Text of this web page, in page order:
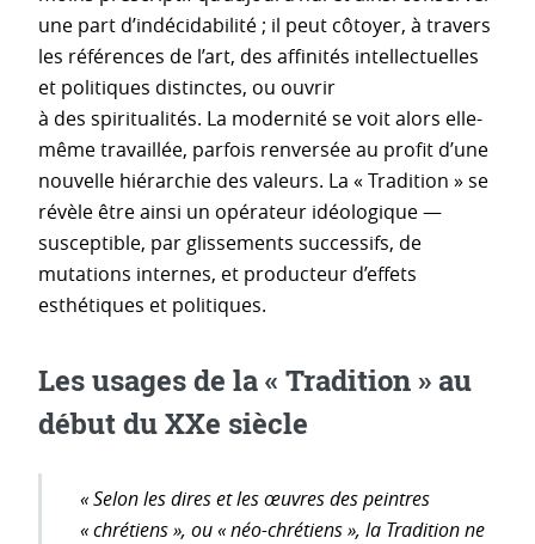
une part d’indécidabilité ; il peut côtoyer, à travers
les références de l’art, des affinités intellectuelles
et politiques distinctes, ou ouvrir
à des spiritualités. La modernité se voit alors elle-
même travaillée, parfois renversée au profit d’une
nouvelle hiérarchie des valeurs. La « Tradition » se
révèle être ainsi un opérateur idéologique —
susceptible, par glissements successifs, de
mutations internes, et producteur d’effets
esthétiques et politiques.
Les usages de la « Tradition » au
début du XXe siècle
« Selon les dires et les œuvres des peintres
« chrétiens », ou « néo-chrétiens », la Tradition ne